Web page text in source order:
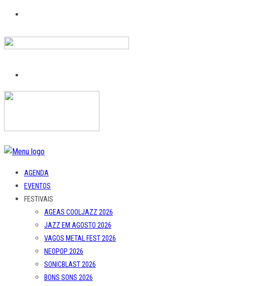
AGENDA
EVENTOS
FESTIVAIS
AGEAS COOLJAZZ 2026
JAZZ EM AGOSTO 2026
VAGOS METAL FEST 2026
NEOPOP 2026
SONICBLAST 2026
BONS SONS 2026